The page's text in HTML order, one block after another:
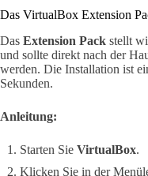
Das VirtualBox Extension
Das Extension Pack stellt
und sollte direkt nach der
werden. Die Installation ist
Sekunden.
Anleitung:
Starten Sie VirtualBox.
Klicken Sie in der